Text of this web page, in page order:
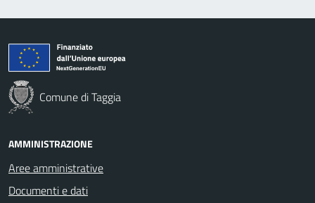
Comune di Taggia
AMMINISTRAZIONE
Aree amministrative
Documenti e dati